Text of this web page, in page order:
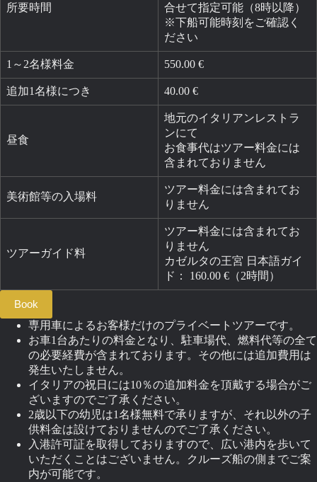
所要時間
合せて指定可能（8時以降）
※下船可能時刻をご確認く
ださい
1～2名様料金 550.00 €
追加1名様につき 40.00 €
昼食
地元のイタリアンレストラ
ンにて
お食事代はツアー料金には
含まれておりません
美術館等の入場料
ツアー料金には含まれてお
りません
ツアーガイド料
ツアー料金には含まれてお
りません
カゼルタの王宮 日本語ガイ
ド： 160.00 €（2時間）
Book
専用車によるお客様だけのプライベートツアーです。
お車1台あたりの料金となり、駐車場代、燃料代等の全て
の必要経費が含まれております。その他には追加費用は
発生いたしません。
イタリアの祝日には10％の追加料金を頂戴する場合がご
ざいますのでご了承ください。
2歳以下の幼児は1名様無料で承りますが、それ以外の子
供料金は設けておりませんのでご了承ください。
入港許可証を取得しておりますので、広い港内を歩いて
いただくことはございません。クルーズ船の側までご案
内が可能です。